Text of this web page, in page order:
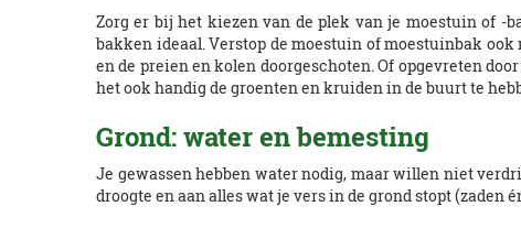
Zorg er bij het kiezen van de plek van je moestuin of -
bakken ideaal. Verstop de moestuin of moestuinbak
en de preien en kolen doorgeschoten. Of opgevreten
het ook handig de groenten en kruiden in de buurt te
Grond: water en bemesting
Je gewassen hebben water nodig, maar willen niet
droogte en aan alles wat je vers in de grond stopt (zaden